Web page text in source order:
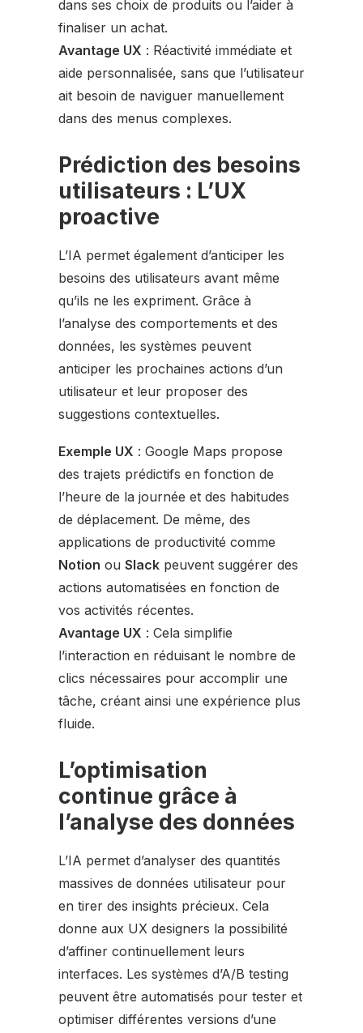
dans ses choix de produits ou l’aider à
finaliser un achat.
Avantage UX : Réactivité immédiate et
aide personnalisée, sans que l’utilisateur
ait besoin de naviguer manuellement
dans des menus complexes.
Prédiction des besoins
utilisateurs : L’UX
proactive
L’IA permet également d’anticiper les
besoins des utilisateurs avant même
qu’ils ne les expriment. Grâce à
l’analyse des comportements et des
données, les systèmes peuvent
anticiper les prochaines actions d’un
utilisateur et leur proposer des
suggestions contextuelles.
Exemple UX : Google Maps propose
des trajets prédictifs en fonction de
l’heure de la journée et des habitudes
de déplacement. De même, des
applications de productivité comme
Notion ou Slack peuvent suggérer des
actions automatisées en fonction de
vos activités récentes.
Avantage UX : Cela simplifie
l’interaction en réduisant le nombre de
clics nécessaires pour accomplir une
tâche, créant ainsi une expérience plus
fluide.
L’optimisation
continue grâce à
l’analyse des données
L’IA permet d’analyser des quantités
massives de données utilisateur pour
en tirer des insights précieux. Cela
donne aux UX designers la possibilité
d’affiner continuellement leurs
interfaces. Les systèmes d’A/B testing
peuvent être automatisés pour tester et
optimiser différentes versions d’une